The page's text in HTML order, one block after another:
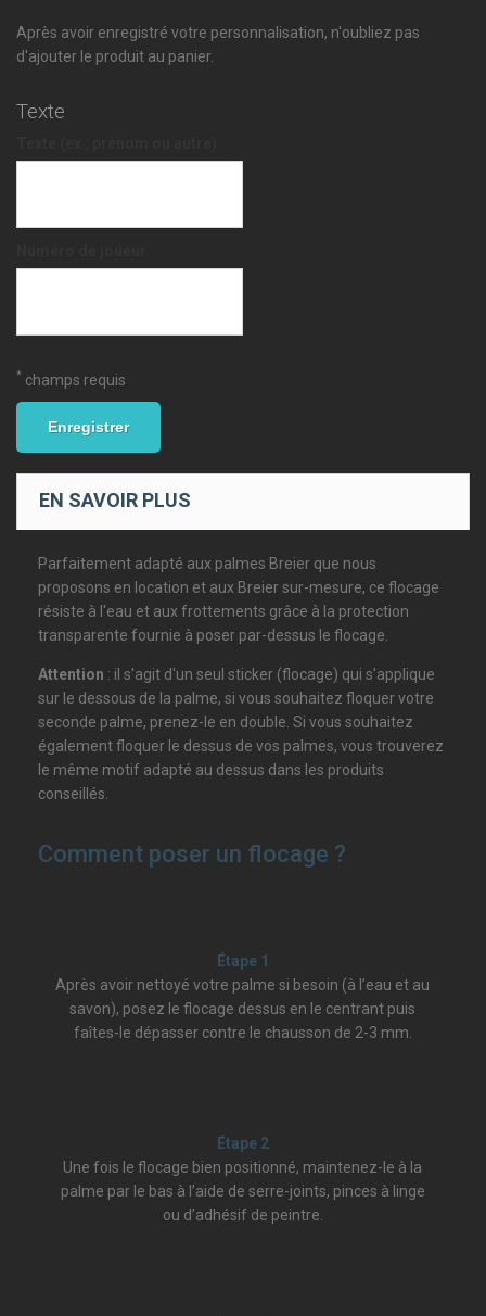
Après avoir enregistré votre personnalisation, n'oubliez pas
d'ajouter le produit au panier.
Texte
* champs requis
Enregistrer
EN SAVOIR PLUS
Parfaitement adapté aux palmes Breier que nous
proposons en location et aux Breier sur-mesure, ce flocage
résiste à l'eau et aux frottements grâce à la protection
transparente fournie à poser par-dessus le flocage.
Attention : il s'agit d'un seul sticker (flocage) qui s'applique
sur le dessous de la palme, si vous souhaitez floquer votre
seconde palme, prenez-le en double. Si vous souhaitez
également floquer le dessus de vos palmes, vous trouverez
le même motif adapté au dessus dans les produits
conseillés.
Comment poser un flocage ?
Étape 1
Après avoir nettoyé votre palme si besoin (à l’eau et au
savon), posez le flocage dessus en le centrant puis
faîtes-le dépasser contre le chausson de 2-3 mm.
Étape 2
Une fois le flocage bien positionné, maintenez-le à la
palme par le bas à l’aide de serre-joints, pinces à linge
ou d’adhésif de peintre.